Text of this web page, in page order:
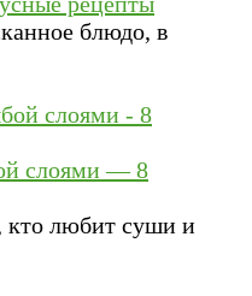
блюдо, в
слоями — 8
кто любит суши и